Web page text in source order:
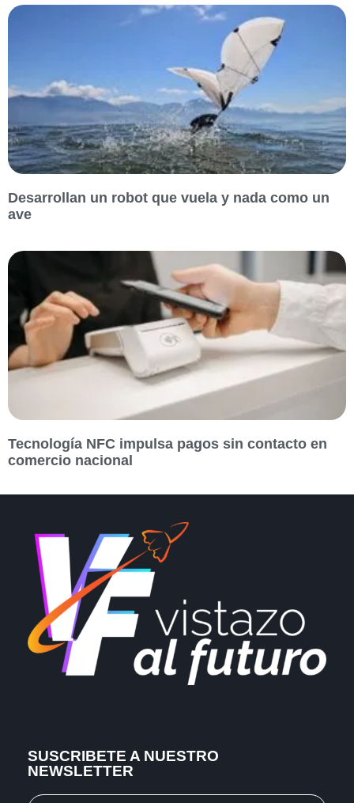
Desarrollan un robot que vuela y nada como un
ave
Tecnología NFC impulsa pagos sin contacto en
comercio nacional
SUSCRIBETE A NUESTRO
NEWSLETTER